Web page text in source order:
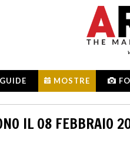
GUIDE MOSTRE
IL 08 FEBBRAIO